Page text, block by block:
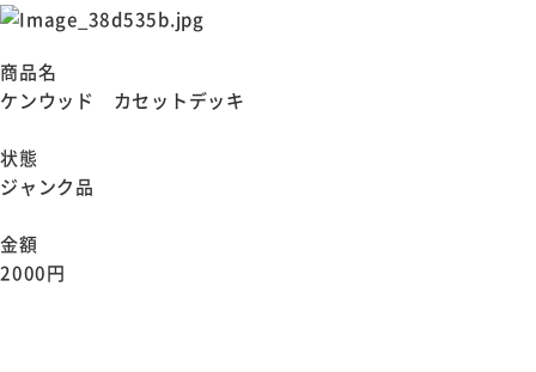
商品名
ケンウッド カセットデッキ
状態
ジャンク品
金額
2000円